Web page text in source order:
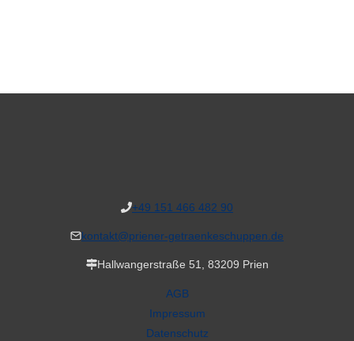
+49 151 466 482 90
kontakt@priener-getraenkeschuppen.de
Hallwangerstraße 51, 83209 Prien
AGB
Impressum
Datenschutz